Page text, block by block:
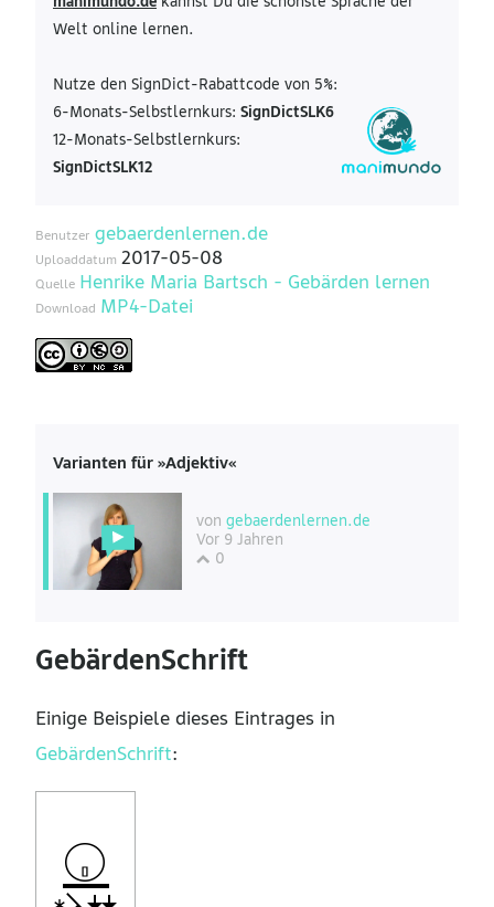
Welt online lernen.
Nutze den SignDict-Rabattcode von 5%:
6-Monats-Selbstlernkurs: SignDictSLK6
12-Monats-Selbstlernkurs:
SignDictSLK12
Benutzer gebaerdenlernen.de
Uploaddatum2017-05-08
Quelle Henrike Maria Bartsch - Gebärden lernen
Download MP4-Datei
Varianten für »Adjektiv«
vongebaerdenlernen.de
Vor 9 Jahren
0
GebärdenSchrift
Einige Beispiele dieses Eintrages in
GebärdenSchrift: